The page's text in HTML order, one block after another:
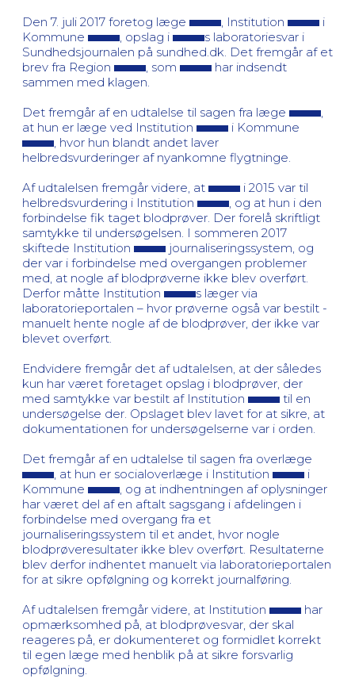
Den 7. juli 2017 foretog læge
, Institution
i
Kommune
, opslag i
s laboratoriesvar i
Sundhedsjournalen på sundhed.dk. Det fremgår af et
brev fra Region
, som
har indsendt
sammen med klagen.
Det fremgår af en udtalelse til sagen fra læge
at hun er læge ved Institution
i Kommune
, hvor hun blandt andet laver
helbredsvurderinger af nyankomne flygtninge.
Af udtalelsen fremgår videre, at
i 2015 var til
helbredsvurdering i Institution
, og at hun i den
forbindelse fik taget blodprøver. Der forelå skriftligt
samtykke til undersøgelsen. I sommeren 2017
skiftede Institution
journaliseringssystem, og
der var i forbindelse med overgangen problemer
med, at nogle af blodprøverne ikke blev overført.
Derfor måtte Institution
s læger via
laboratorieportalen – hvor prøverne også var bestilt -
manuelt hente nogle af de blodprøver, der ikke var
blevet overført.
Endvidere fremgår det af udtalelsen, at der således
kun har været foretaget opslag i blodprøver, der
med samtykke var bestilt af Institution
til en
undersøgelse der. Opslaget blev lavet for at sikre, at
dokumentationen for undersøgelserne var i orden.
Det fremgår af en udtalelse til sagen fra overlæge
, at hun er socialoverlæge i Institution
i
Kommune
, og at indhentningen af oplysninger
har været del af en aftalt sagsgang i afdelingen i
forbindelse med overgang fra et
journaliseringssystem til et andet, hvor nogle
blodprøveresultater ikke blev overført. Resultaterne
blev derfor indhentet manuelt via laboratorieportalen
for at sikre opfølgning og korrekt journalføring.
Af udtalelsen fremgår videre, at Institution
har
opmærksomhed på, at blodprøvesvar, der skal
reageres på, er dokumenteret og formidlet korrekt
til egen læge med henblik på at sikre forsvarlig
opfølgning.